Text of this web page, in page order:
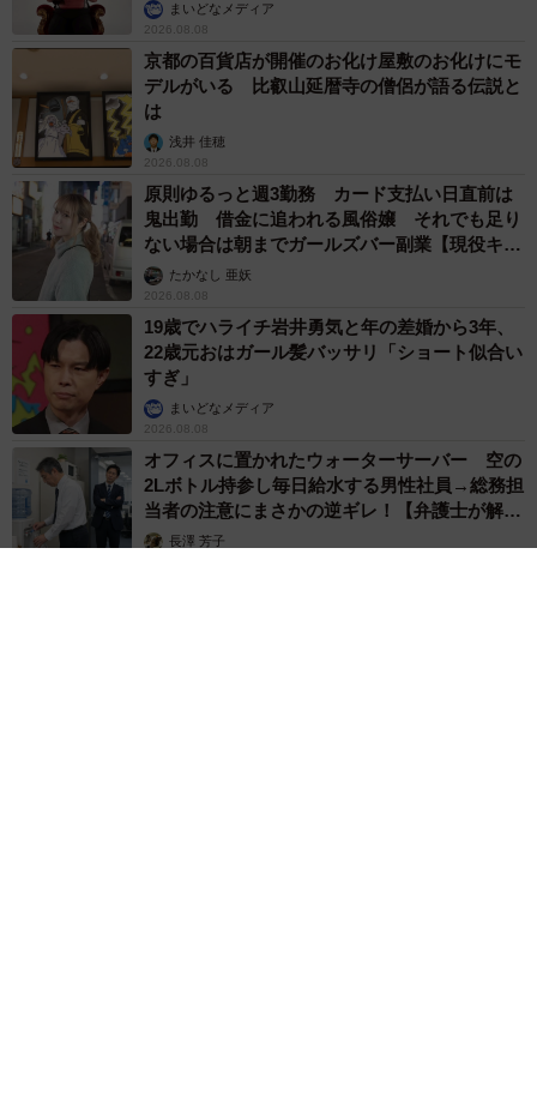
まいどなメディア
2026.08.08
京都の百貨店が開催のお化け屋敷のお化けにモ
デルがいる 比叡山延暦寺の僧侶が語る伝説と
は
浅井 佳穂
2026.08.08
原則ゆるっと週3勤務 カード支払い日直前は
鬼出勤 借金に追われる風俗嬢 それでも足り
ない場合は朝までガールズバー副業【現役キャ
ストに取材】
たかなし 亜妖
2026.08.08
19歳でハライチ岩井勇気と年の差婚から3年、
22歳元おはガール髪バッサリ「ショート似合い
すぎ」
まいどなメディア
2026.08.08
オフィスに置かれたウォーターサーバー 空の
2Lボトル持参し毎日給水する男性社員→総務担
当者の注意にまさかの逆ギレ！【弁護士が解
説】長澤 芳子